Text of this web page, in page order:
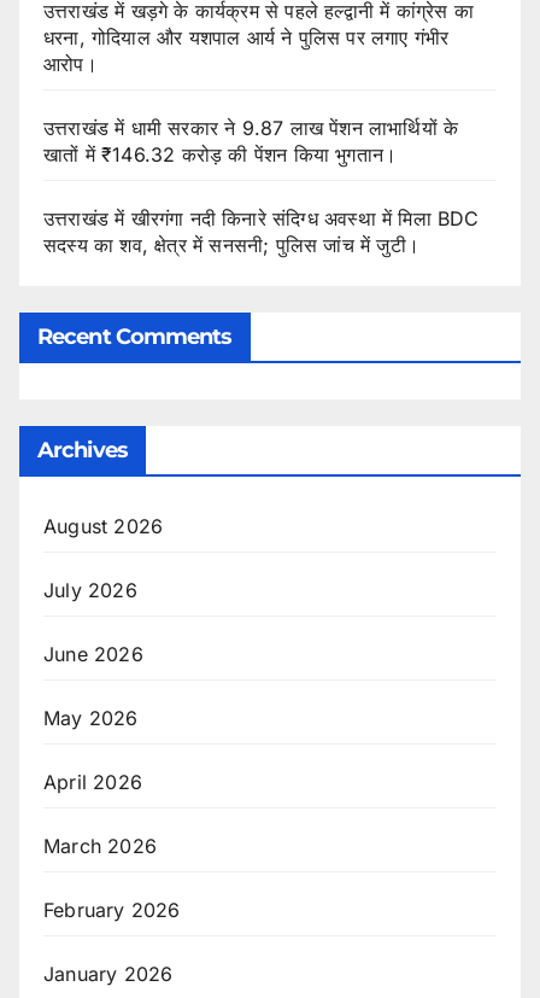
उत्तराखंड में खड़गे के कार्यक्रम से पहले हल्द्वानी में कांग्रेस का
धरना, गोदियाल और यशपाल आर्य ने पुलिस पर लगाए गंभीर
आरोप।
उत्तराखंड में धामी सरकार ने 9.87 लाख पेंशन लाभार्थियों के
खातों में ₹146.32 करोड़ की पेंशन किया भुगतान।
उत्तराखंड में खीरगंगा नदी किनारे संदिग्ध अवस्था में मिला BDC
सदस्य का शव, क्षेत्र में सनसनी; पुलिस जांच में जुटी।
Recent Comments
Archives
August 2026
July 2026
June 2026
May 2026
April 2026
March 2026
February 2026
January 2026